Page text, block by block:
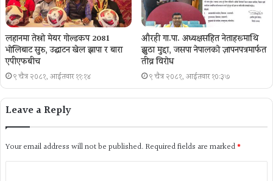
लहानमा तेस्रो मेयर गोल्डकप 2081
भोलिबाट सुरु, उद्घाटन खेल झापा र बारा
एपीएफबीच
९ चैत्र २०८१, आईतवार ११:१४
औरही गा.पा. अध्यक्षसहित नेताहरूमाथि
झुठा मुद्दा, जसपा नेपालको ज्ञापनपत्रमार्फत
तीव्र विरोध
९ चैत्र २०८१, आईतवार १०:३७
Leave a Reply
Your email address will not be published. Required fields are marked*